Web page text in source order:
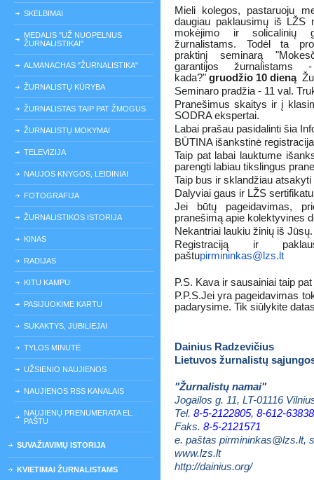
SKELBIMAI
MEDALIS "UŽ NUOPELNUS
ŽURNALISTIKAI"
ALMANACHAS "ŽURNALISTIKA"
ŽURNALISTŲ KŪRYBA
ŽURNALISTAS TAIP PAT ŽMOGUS
ŽURNALISTŲ MOKYMAI
TELEVIZIJA
NAUJOS KNYGOS, LEIDINIAI
FOTOGRAFIJA
ŽURNALISTIKOS ISTORIJA
KINAS
RADIJAS
KITU KAMPU
PASIJUOKIME KARTU
SUKAKTYS, JUBILIEJAI
TYLOS MINUTĖ
UŽSIENIO NAUJIENOS
NAUJIENOS RSS KANALAIS
NAUJIENŲ PRENUMERATA EL.
PAŠTU
SUVAŽIAVIMŲ ISTORIJA
KVIETIMAI ŽURNALISTAMS
Mieli kolegos, pastaruoju
daugiau paklausimų iš LŽS
mokėjimo ir solicalinių
žurnalistams. Todėl ta
praktinį seminarą
garantijos
kada?" gruodžio 10 dieną
Seminaro pradžia - 11 val.
Pranešimus skaitys ir į
SODRA ekspertai.
Labai prašau pasidalinti šia
BŪTINA išankstinė
Taip pat labai lauktume
parengti labiau tikslingus
Taip bus ir sklandžiau
Dalyviai gaus ir LŽS
Jei būtų pageidavimas,
pranešimą apie kolektyvines
Nekantriai laukiu žinių iš Jūsų.
Registraciją ir
paštupirmininkas@lzs.lt
P.S. Kava ir sausainiai taip
P.P.S.Jei yra pageidavimas
padarysime. Tik siūlykite
Dainius Radzevičius
Lietuvos žurnalistų
"Žurnalistų namai"
Jogailos g. 11, LT-01116
Tel. 8-5-2122805, 8-612-63838
Faks. 8-5-2121571
e. paštas pirmininkas@lzs.lt,
www.lzs.lt
http://dainius.org/